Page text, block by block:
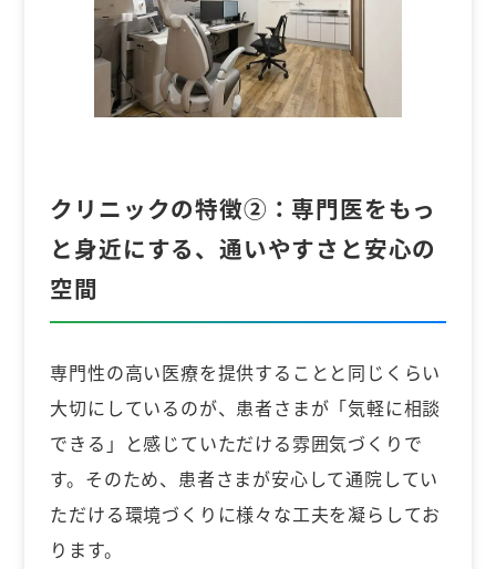
クリニックの特徴②： 専門医をもっ
と身近にする、通いやすさと安心の
空間
専門性の高い医療を提供することと同じくらい
大切にしているのが、患者さまが「気軽に相談
できる」と感じていただける雰囲気づくりで
す。そのため、患者さまが安心して通院してい
ただける環境づくりに様々な工夫を凝らしてお
ります。